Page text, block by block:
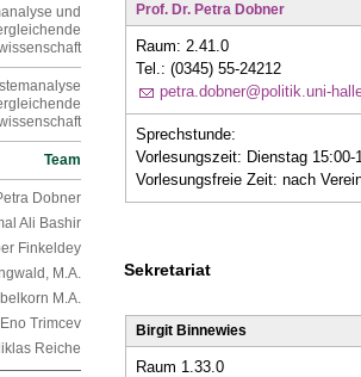
und
Team
Dobner
Ali Bashir
Finkeldey
M.A.
M.A.
Eno Trimcev
Reiche
Prof. Dr. Petra Dobner
Raum: 2.41.0
Tel.: (0345) 55-24212
petra.dobner@politik.uni-
Sprechstunde:
Vorlesungszeit: Dienstag 15:00-
Vorlesungsfreie Zeit: nach
Sekretariat
Birgit Binnewies
Raum 1.33.0